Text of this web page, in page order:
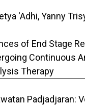
'Adhi, Yanny
of End Stage
Continuous
Therapy
Padjadjaran: